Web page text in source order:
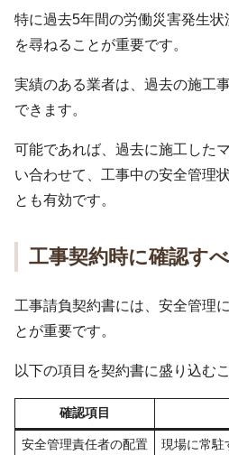
特に過去5年間の労働災害発生
を尋ねることが重要です。
実績のある業者は、過去の施工
できます。
可能であれば、過去に施工した
い合わせて、工事中の安全管理
とも有効です。
工事契約時に確認す
工事請負契約書には、安全管理
とが重要です。
以下の項目を契約書に盛り込む
確認項目
安全管理責任者の配置 現場に常駐